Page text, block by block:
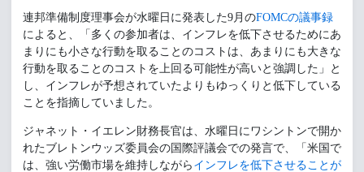
連邦準備制度理事会が水曜日に発表した9月のFOMCの議事録
によると、「多くの参加者は、インフレを低下させるためにあ
まりにも小さな行動を取ることのコストは、あまりにも大きな
行動を取ることのコストを上回る可能性が高いと強調した」と
し、インフレが予想されていたよりもゆっくりと低下している
ことを指摘していました。
ジャネット・イエレン財務長官は、水曜日にワシントンで開か
れたブレトンウッズ委員会の国際評議会での発言で、「米国で
は、強い労働市場を維持しながら インフレを低下させることが